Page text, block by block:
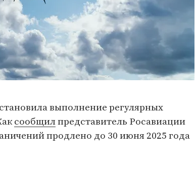
выполнение регулярных
сообщилпредставитель Росавиации
продлено до 30 июня 2025 года